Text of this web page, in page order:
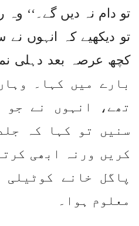
تو دام نہ دیں گے۔‘‘
تو دیکھیے کہ انہوں
بارے میں کہا۔
تھے، انہوں نے جو
سنیں تو کہا کہ
کریں ورنہ ابھی
پاگل خانے
معلوم ہوا۔